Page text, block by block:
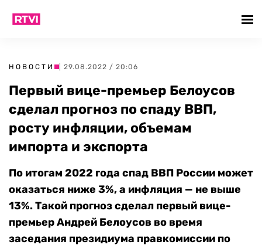
НОВОСТИ | 29.08.2022 / 20:06
Первый вице-премьер Белоусов
сделал прогноз по спаду ВВП,
росту инфляции, объемам
импорта и экспорта
По итогам 2022 года спад ВВП России может
оказаться ниже 3%, а инфляция — не выше
13%. Такой прогноз сделал первый вице-
премьер Андрей Белоусов во время
заседания президиума правкомиссии по